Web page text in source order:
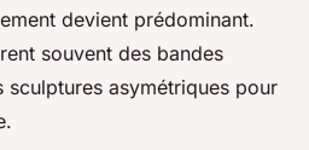
devient prédominant.
souvent des bandes
sculptures asymétriques pour